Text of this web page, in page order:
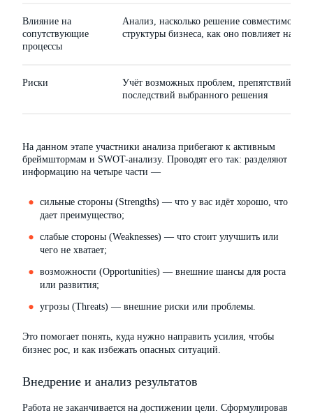
Влияние на
сопутствующие
процессы
Анализ, насколько решение совместимо с
структуры бизнеса, как оно повлияет на
Риски
Учёт возможных проблем, препятствий,
последствий выбранного решения
На данном этапе участники анализа прибегают к активным
бреймштормам и SWOT-анализу. Проводят его так: разделяют
информацию на четыре части —
сильные стороны (Strengths) — что у вас идёт хорошо, что
дает преимущество;
слабые стороны (Weaknesses) — что стоит улучшить или
чего не хватает;
возможности (Opportunities) — внешние шансы для роста
или развития;
угрозы (Threats) — внешние риски или проблемы.
Это помогает понять, куда нужно направить усилия, чтобы
бизнес рос, и как избежать опасных ситуаций.
Внедрение и анализ результатов
Работа не заканчивается на достижении цели. Сформулировав